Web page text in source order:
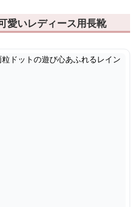
愛いレディース用長靴